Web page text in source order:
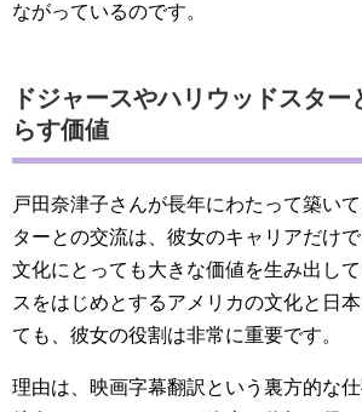
ながっているのです。
ドジャースやハリウッドスタ
らす価値
戸田奈津子さんが長年にわたって築い
ターとの交流は、彼女のキャリアだけ
文化にとっても大きな価値を生み出し
スをはじめとするアメリカの文化と日
ても、彼女の役割は非常に重要です。
理由は、映画字幕翻訳という裏方的な仕